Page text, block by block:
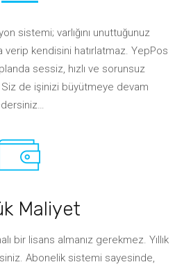
sistemi; varlığını unuttuğunuz
verip kendisini hatırlatmaz. YepPos
sessiz, hızlı ve sorunsuz
de işinizi büyütmeye devam
Maliyet
bir lisans almanız gerekmez. Yıllık
Abonelik sistemi sayesinde,